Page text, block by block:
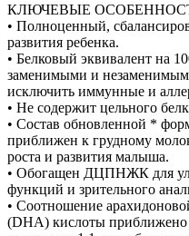
КЛЮЧЕВЫЕ
• Полноценный,
развития ребенка.
• Белковый эквивалент на
заменимыми и
исключить иммунные и
• Не содержит цельного
• Состав обновленной *
приближен к грудному
роста и развития малыша.
• Обогащен ДЦПНЖК для
функций и зрительного
• Соотношение
(DHA) кислоты приближено